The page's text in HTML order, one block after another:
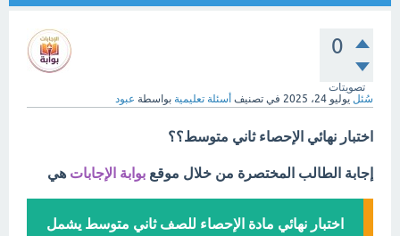
0
تصويتات
سُئل يوليو 24، 2025 في تصنيف أسئلة تعليمية بواسطة عبود
اختبار نهائي الإحصاء ثاني متوسط؟؟
إجابة الطالب المختصرة من خلال موقع بوابة الإجابات هي
اختبار نهائي مادة الإحصاء للصف ثاني متوسط يشمل